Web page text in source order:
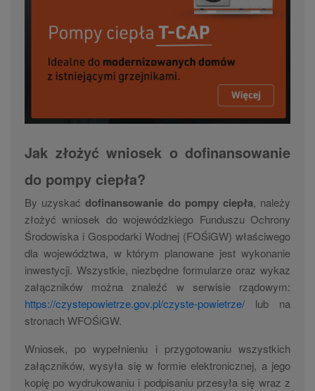
Jak złożyć wniosek o dofinansowanie
do pompy ciepła?
By uzyskać dofinansowanie do pompy ciepła, należy
złożyć wniosek do wojewódzkiego Funduszu Ochrony
Środowiska i Gospodarki Wodnej (FOŚiGW) właściwego
dla województwa, w którym planowane jest wykonanie
inwestycji. Wszystkie, niezbędne formularze oraz wykaz
załączników można znaleźć w serwisie rządowym:
https://czystepowietrze.gov.pl/czyste-powietrze/ lub na
stronach WFOŚiGW.
Wniosek, po wypełnieniu i przygotowaniu wszystkich
załączników, wysyła się w formie elektronicznej, a jego
kopię po wydrukowaniu i podpisaniu przesyła się wraz z